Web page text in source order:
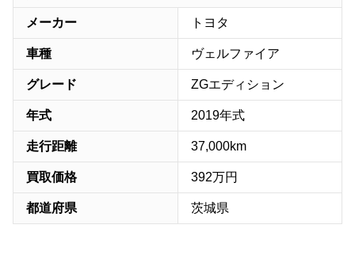
メーカー トヨタ
車種 ヴェルファイア
グレード ZGエディション
年式 2019年式
走行距離 37,000km
買取価格 392万円
都道府県 茨城県